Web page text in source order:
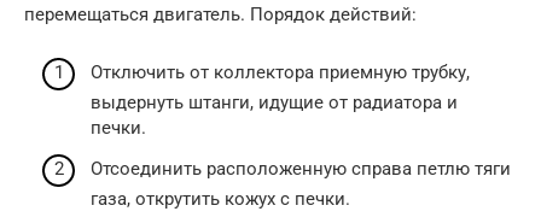
перемещаться двигатель. Порядок действий:
Отключить от коллектора приемную трубку,
выдернуть штанги, идущие от радиатора и
печки.
Отсоединить расположенную справа петлю тяги
газа, открутить кожух с печки.